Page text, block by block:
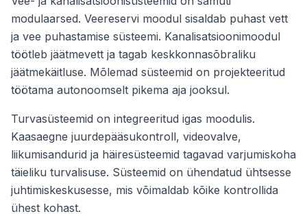
modulaarsed. Veereservi moodul sisaldab puhast vett
ja vee puhastamise süsteemi. Kanalisatsioonimoodul
töötleb jäätmevett ja tagab keskkonnasõbraliku
jäätmekäitluse. Mõlemad süsteemid on projekteeritud
töötama autonoomselt pikema aja jooksul.
Turvasüsteemid on integreeritud igas moodulis.
Kaasaegne juurdepääsukontroll, videovalve,
liikumisandurid ja häiresüsteemid tagavad varjumiskoha
täieliku turvalisuse. Süsteemid on ühendatud ühtsesse
juhtimiskeskusesse, mis võimaldab kõike kontrollida
ühest kohast.